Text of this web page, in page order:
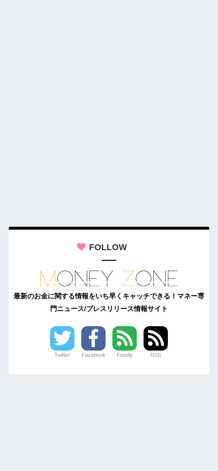
FOLLOW
最新のお金に関する情報をいち早くキャッチできる！マネー専
門ニュース/プレスリリース情報サイト
Twitter Facebook Feedly RSS